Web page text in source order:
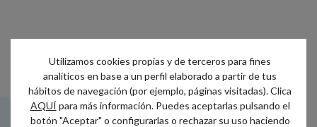
Utilizamos cookies propias y de terceros para fines
analíticos en base a un perfil elaborado a partir de tus
hábitos de navegación (por ejemplo, páginas visitadas). Clica
AQUÍpara más información. Puedes aceptarlas pulsando el
botón "Aceptar" o configurarlas o rechazar su uso haciendo